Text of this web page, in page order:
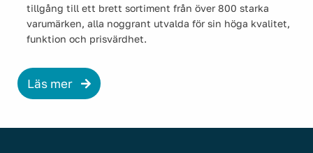
tillgång till ett brett sortiment från över 800 starka
varumärken, alla noggrant utvalda för sin höga kvalitet,
funktion och prisvärdhet.
Läs mer